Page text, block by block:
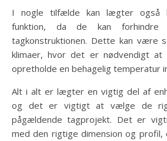
I nogle tilfælde kan lægter også
funktion, da de kan forhindre
tagkonstruktionen. Dette kan være
klimaer, hvor det er nødvendigt
opretholde en behagelig temperatur
Alt i alt er lægter en vigtig del af
og det er vigtigt at vælge de
pågældende tagprojekt. Det er
med den rigtige dimension og